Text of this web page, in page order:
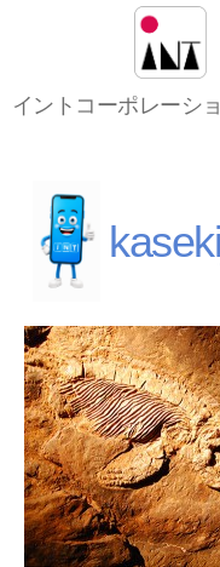
ン
レ
ョ
ン
株
式
会
社
イントコーポレーシ